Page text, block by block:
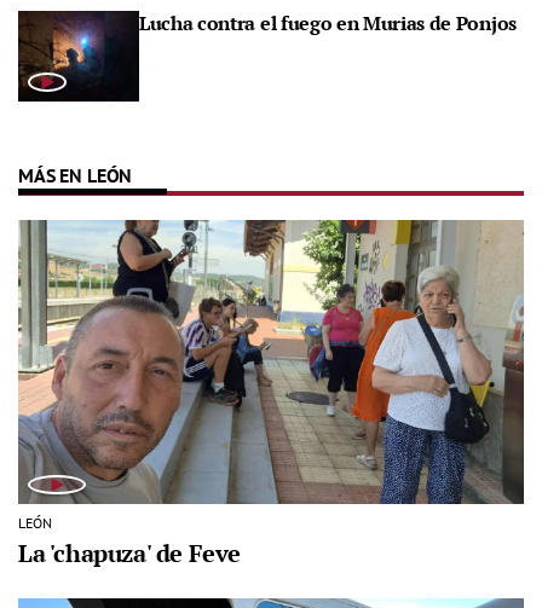
Lucha contra el fuego en Murias de Ponjos
MÁS EN LEÓN
LEÓN
La 'chapuza' de Feve